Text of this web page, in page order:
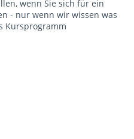
wenn Sie sich für ein
- nur wenn wir wissen was
Kursprogramm